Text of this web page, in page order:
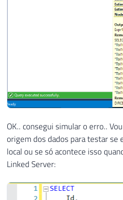
OK.. consegui simular o erro..
origem dos dados para testar se
local ou se só acontece isso
Linked Server: